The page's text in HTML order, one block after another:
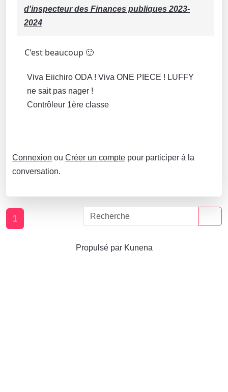
d'inspecteur des Finances publiques 2023-
2024
C'est beaucoup 🙂
Viva Eiichiro ODA ! Viva ONE PIECE ! LUFFY
ne sait pas nager !
Contrôleur 1ère classe
Connexion ou Créer un compte pour participer à la
conversation.
1
Propulsé par Kunena